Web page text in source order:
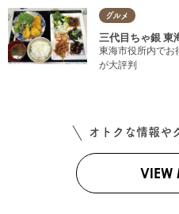
グルメ
三代目ちゃ銀 東
東海市役所内でお
が大評判
オトクな情報や
VIEW